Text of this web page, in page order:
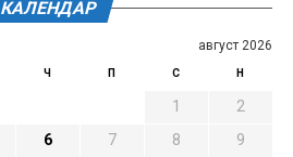
КАЛЕНДАР
август 2026
Ч П С Н
1
2
6 7 8
9